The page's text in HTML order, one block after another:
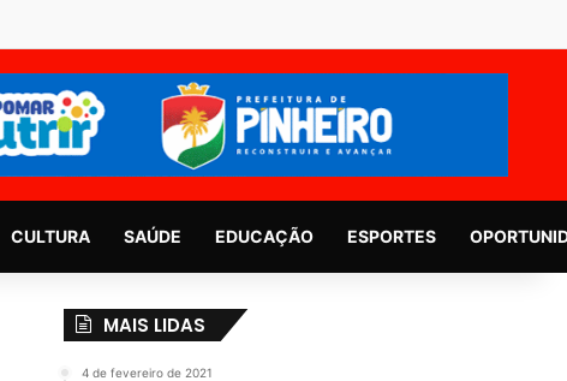
CULTURA SAÚDE EDUCAÇÃO ESPORTES
MAIS LIDAS
4 de fevereiro de 2021